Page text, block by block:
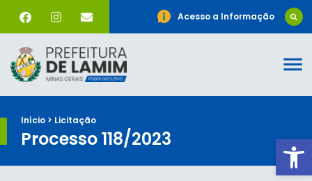
Acesso a Informação
Início > Licitação
Processo 118/2023